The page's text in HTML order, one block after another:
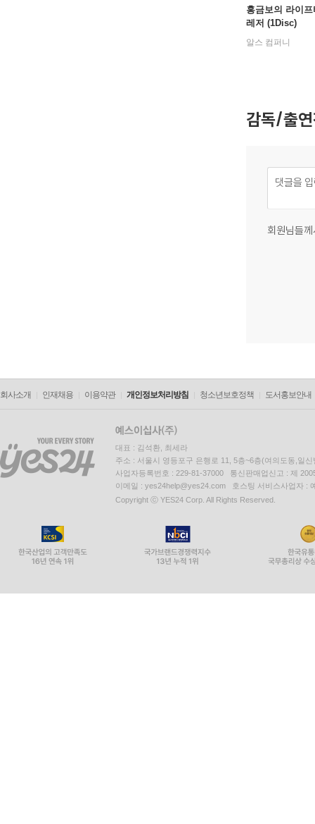
홍금보의 라이
레저 (1Disc)
알스 컴퍼니
감독/출
회원님들
회사소개 인재채용 이용약관 개인정보처리방침 청소년보호정책 도서홍보안내
대표 : 김석환, 최세라
주소 : 서울시 영등포구 은행로 11, 5층~6층(여의도동,일신
사업자등록번호 : 229-81-37000 통신판매업신고 : 제
이메일 : yes24help@yes24.com 호스팅 서비스사업자 :
Copyright ⓒ YES24 Corp. All Rights Reserved.